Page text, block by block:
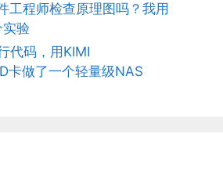
工程师检查原理图吗？我用
验
代码，用KIMI
卡做了一个轻量级NAS